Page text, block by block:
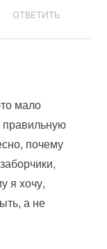
ОТВЕТИТЬ
мало
правильную
почему
я хочу,
а не